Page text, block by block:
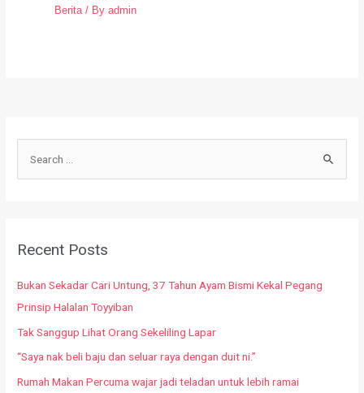
Berita/ Byadmin
Recent Posts
Bukan Sekadar Cari Untung, 37 Tahun Ayam Bismi Kekal Pegang
Prinsip Halalan Toyyiban
Tak Sanggup Lihat Orang Sekeliling Lapar
“Saya nak beli baju dan seluar raya dengan duit ni.”
Rumah Makan Percuma wajar jadi teladan untuk lebih ramai